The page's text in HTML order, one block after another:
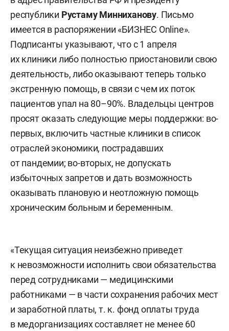
республики Рустаму Минниханову. Письмо
имеется в распоряжении «БИЗНЕС Online».
Подписанты указывают, что с 1 апреля
их клиники либо полностью приостановили свою
деятельность, либо оказывают теперь только
экстренную помощь, в связи с чем их поток
пациентов упал на 80–90%. Владельцы центров
просят оказать следующие меры поддержки: во-
первых, включить частные клиники в список
отраслей экономики, пострадавших
от пандемии; во-вторых, не допускать
избыточных запретов и дать возможность
оказывать плановую и неотложную помощь
хроническим больным и беременным.
«Текущая ситуация неизбежно приведет
к невозможности исполнить свои обязательства
перед сотрудниками — медицинскими
работниками — в части сохранения рабочих мест
и заработной платы, т. к. фонд оплаты труда
в медорганизациях составляет не менее 60